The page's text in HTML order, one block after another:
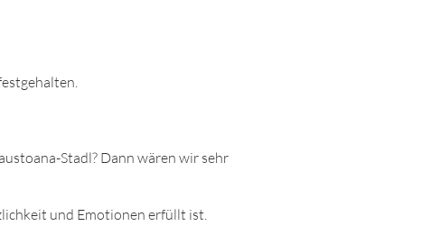
Stadl? Dann wären wir sehr
und Emotionen erfüllt ist.